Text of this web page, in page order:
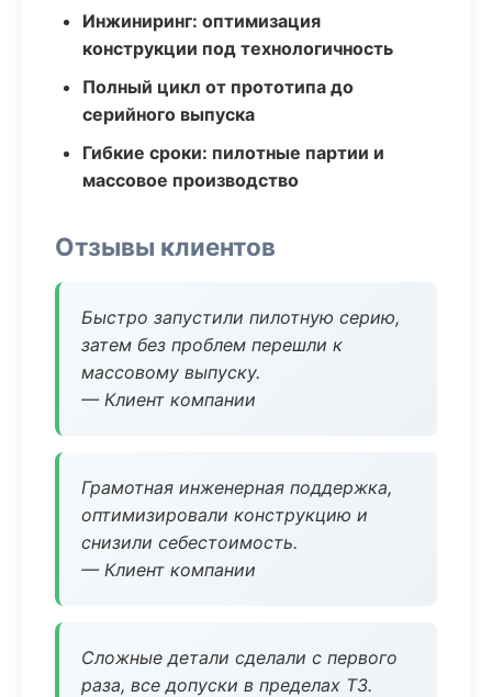
Инжиниринг: оптимизация
конструкции под технологичность
Полный цикл от прототипа до
серийного выпуска
Гибкие сроки: пилотные партии и
массовое производство
Отзывы клиентов
Быстро запустили пилотную серию,
затем без проблем перешли к
массовому выпуску.
— Клиент компании
Грамотная инженерная поддержка,
оптимизировали конструкцию и
снизили себестоимость.
— Клиент компании
Сложные детали сделали с первого
раза, все допуски в пределах ТЗ.